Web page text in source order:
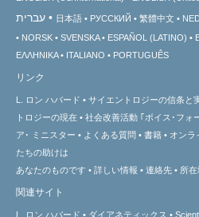
עברית 日本語 РУССКИЙ 繁體中文
NORSK
SVENSKA ESPAÑOL (LATINO)
ΕΛΛΗΝΙΚA
ITALIANO PORTUGUÊS
リンク
L. ロン ハバード サイエントロジーの信条と
トロジーの現在 社会改善活動 ｢ボイス･フォ
ア･
ミニスター よくある質問 書籍 オンラ
たちの助けは
あなたのものです
詳しい情報 連絡先 所在
関連サイト
L. ロン ハバード ダイアネティックス